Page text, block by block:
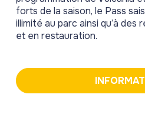
forts de la saison, le Pass
illimité au parc ainsi qu’à
et en restauration.